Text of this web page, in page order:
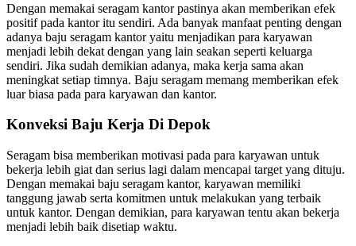
Dengan memakai seragam kantor pastinya akan memberikan efek
positif pada kantor itu sendiri. Ada banyak manfaat penting dengan
adanya baju seragam kantor yaitu menjadikan para karyawan
menjadi lebih dekat dengan yang lain seakan seperti keluarga
sendiri. Jika sudah demikian adanya, maka kerja sama akan
meningkat setiap timnya. Baju seragam memang memberikan efek
luar biasa pada para karyawan dan kantor.
Konveksi Baju Kerja Di Depok
Seragam bisa memberikan motivasi pada para karyawan untuk
bekerja lebih giat dan serius lagi dalam mencapai target yang dituju.
Dengan memakai baju seragam kantor, karyawan memiliki
tanggung jawab serta komitmen untuk melakukan yang terbaik
untuk kantor. Dengan demikian, para karyawan tentu akan bekerja
menjadi lebih baik disetiap waktu.